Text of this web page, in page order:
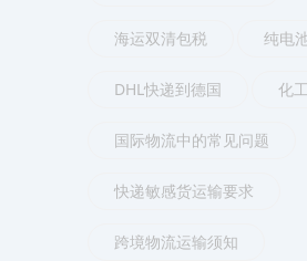
海运双清包税 纯电
DHL快递到德国 化
国际物流中的常见问题
快递敏感货运输要求
跨境物流运输须知